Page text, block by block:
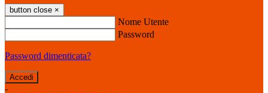
button close ×
Nome Utente
Password
Password dimenticata?
-